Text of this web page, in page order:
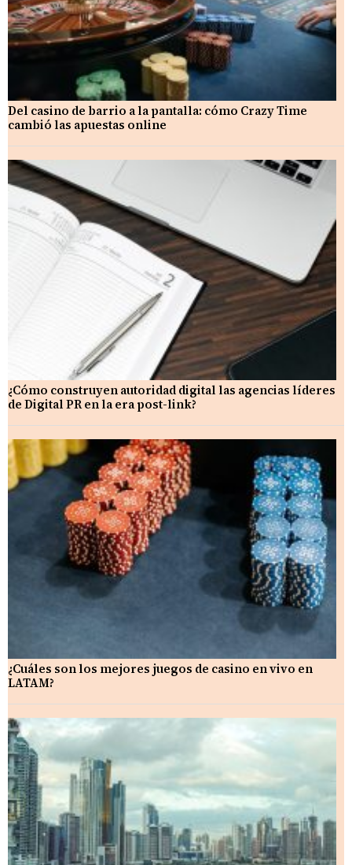
Del casino de barrio a la pantalla: cómo Crazy Time
cambió las apuestas online
¿Cómo construyen autoridad digital las agencias líderes
de Digital PR en la era post-link?
¿Cuáles son los mejores juegos de casino en vivo en
LATAM?